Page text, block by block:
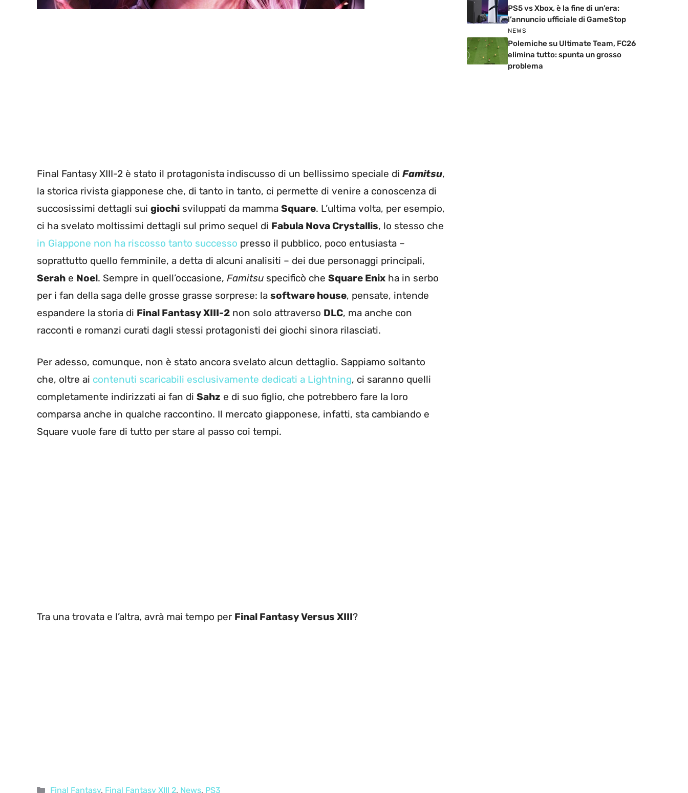
Final Fantasy XIII-2 è stato il protagonista indiscusso di un bellissimo speciale di Famitsu,
la storica rivista giapponese che, di tanto in tanto, ci permette di venire a conoscenza di
succosissimi dettagli sui giochi sviluppati da mamma Square. L’ultima volta, per esempio,
ci ha svelato moltissimi dettagli sul primo sequel di Fabula Nova Crystallis, lo stesso che
in Giappone non ha riscosso tanto successo presso il pubblico, poco entusiasta –
soprattutto quello femminile, a detta di alcuni analisiti – dei due personaggi principali,
Serah e Noel. Sempre in quell’occasione, Famitsu specificò che Square Enix ha in serbo
per i fan della saga delle grosse grasse sorprese: la software house, pensate, intende
espandere la storia di Final Fantasy XIII-2 non solo attraverso DLC, ma anche con
racconti e romanzi curati dagli stessi protagonisti dei giochi sinora rilasciati.
Per adesso, comunque, non è stato ancora svelato alcun dettaglio. Sappiamo soltanto
che, oltre ai contenuti scaricabili esclusivamente dedicati a Lightning, ci saranno quelli
completamente indirizzati ai fan di Sahz e di suo figlio, che potrebbero fare la loro
comparsa anche in qualche raccontino. Il mercato giapponese, infatti, sta cambiando e
Square vuole fare di tutto per stare al passo coi tempi.
Tra una trovata e l’altra, avrà mai tempo per Final Fantasy Versus XIII?
Categorie
Final Fantasy, Final Fantasy XIII 2, News, PS3
PS5 vs Xbox, è la fine di un’era:
l’annuncio ufficiale di GameStop
NEWS
Polemiche su Ultimate Team, FC26
elimina tutto: spunta un grosso
problema